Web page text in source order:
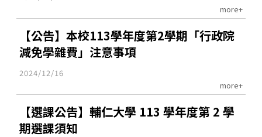
more+
【公告】本校113學年度第2學期「行政院
減免學雜費」注意事項
2024/12/16
more+
【選課公告】輔仁大學 113 學年度第 2 學
期選課須知